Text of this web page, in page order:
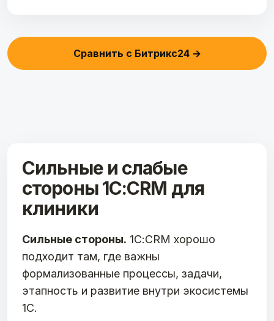
Сравнить с Битрикс24 →
Сильные и слабые
стороны 1С:CRM для
клиники
Сильные стороны. 1С:CRM хорошо
подходит там, где важны
формализованные процессы, задачи,
этапность и развитие внутри экосистемы
1С.